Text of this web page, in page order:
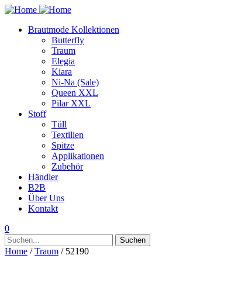
Brautmode Kollektionen
Butterfly
Traum
Elegia
Kiara
Ni-Na (Sale)
Queen XXL
Pilar XXL
Stoff
Tüll
Textilien
Spitze
Applikationen
Zubehör
Händler
B2B
Über Uns
Kontakt
0
Suchen
nach:
Suchen
Home /Traum / 52190